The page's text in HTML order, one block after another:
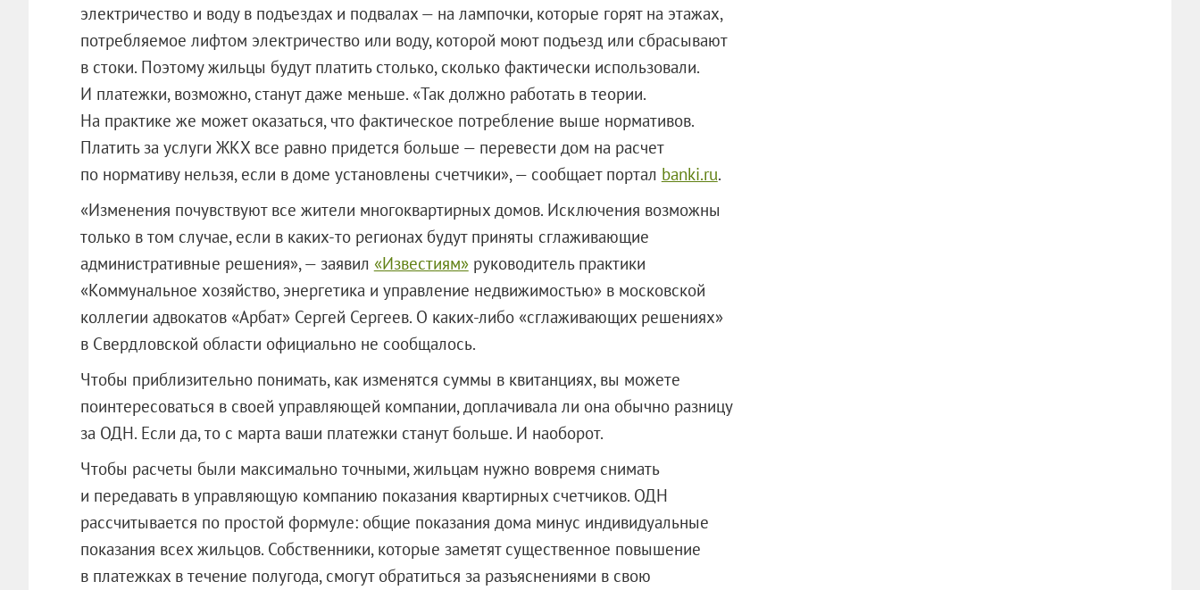
электричество и воду в подъездах и подвалах — на лампочки, которые горят на этажах,
потребляемое лифтом электричество или воду, которой моют подъезд или сбрасывают
в стоки. Поэтому жильцы будут платить столько, сколько фактически использовали.
И платежки, возможно, станут даже меньше. «Так должно работать в теории.
На практике же может оказаться, что фактическое потребление выше нормативов.
Платить за услуги ЖКХ все равно придется больше — перевести дом на расчет
по нормативу нельзя, если в доме установлены счетчики», — сообщает портал banki.ru.
«Изменения почувствуют все жители многоквартирных домов. Исключения возможны
только в том случае, если в каких-то регионах будут приняты сглаживающие
административные решения», — заявил «Известиям»руководитель практики
«Коммунальное хозяйство, энергетика и управление недвижимостью» в московской
коллегии адвокатов «Арбат» Сергей Сергеев. О каких-либо «сглаживающих решениях»
в Свердловской области официально не сообщалось.
Чтобы приблизительно понимать, как изменятся суммы в квитанциях, вы можете
поинтересоваться в своей управляющей компании, доплачивала ли она обычно разницу
за ОДН. Если да, то с марта ваши платежки станут больше. И наоборот.
Чтобы расчеты были максимально точными, жильцам нужно вовремя снимать
и передавать в управляющую компанию показания квартирных счетчиков. ОДН
рассчитывается по простой формуле: общие показания дома минус индивидуальные
показания всех жильцов. Собственники, которые заметят существенное повышение
в платежках в течение полугода, смогут обратиться за разъяснениями в свою